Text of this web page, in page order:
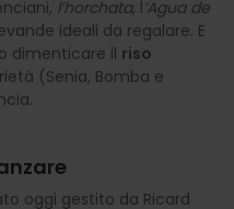
l’horchata, l ’Agua de
ideali da regalare. E
dimenticare il riso
(Senia, Bomba e
oggi gestito da Ricard